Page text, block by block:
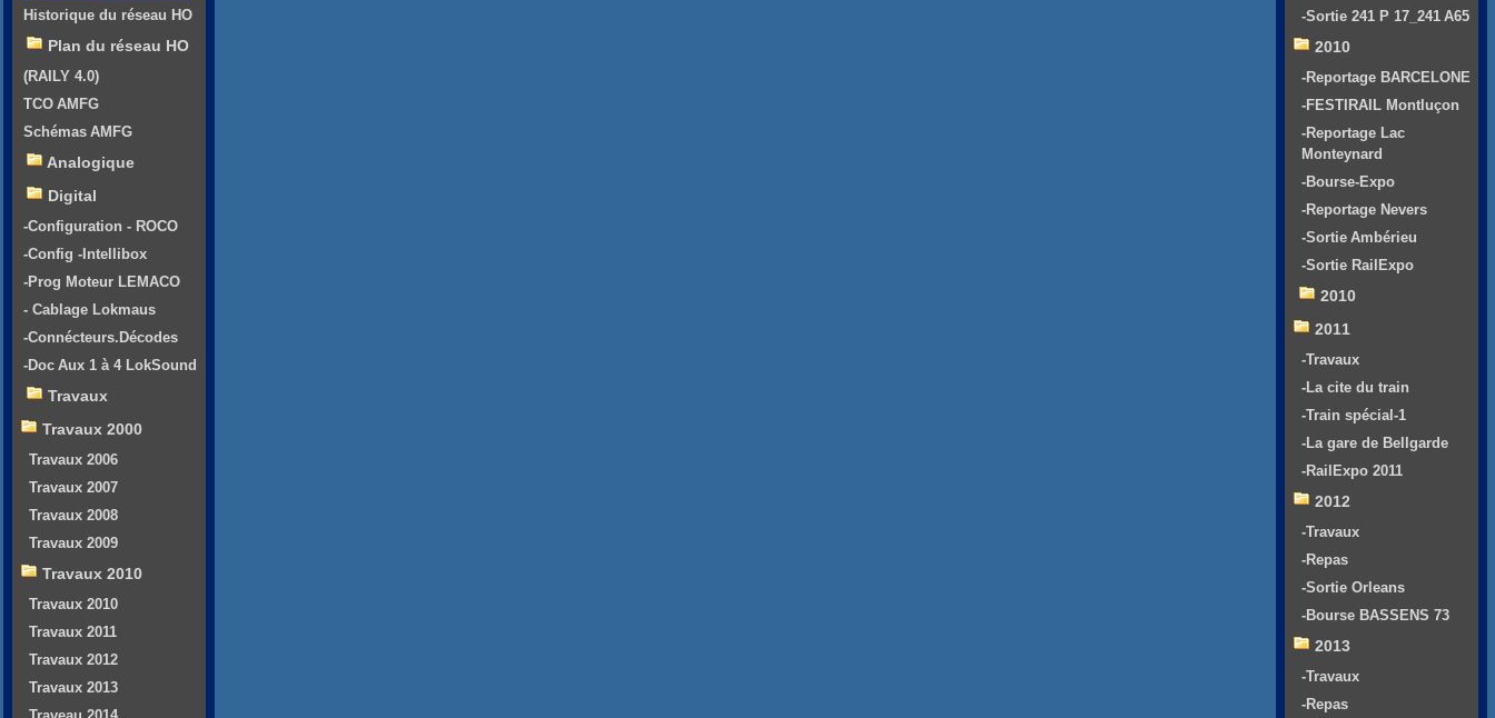
Historique du réseau HO
Plan du réseau HO
(RAILY 4.0)
TCO AMFG
Schémas AMFG
Analogique
Digital
-Configuration - ROCO
-Config -Intellibox
-Prog Moteur LEMACO
- Cablage Lokmaus
-Connécteurs.Décodes
-Doc Aux 1 à 4 LokSound
Travaux
Travaux 2000
Travaux 2006
Travaux 2007
Travaux 2008
Travaux 2009
Travaux 2010
Travaux 2010
Travaux 2011
Travaux 2012
Travaux 2013
-Sortie 241 P 17_241 A65
2010
-Reportage BARCELONE
-FESTIRAIL Montluçon
-Reportage Lac
Monteynard
-Bourse-Expo
-Reportage Nevers
-Sortie Ambérieu
-Sortie RailExpo
2010
2011
-Travaux
-La cite du train
-Train spécial-1
-La gare de Bellgarde
-RailExpo 2011
2012
-Travaux
-Repas
-Sortie Orleans
-Bourse BASSENS 73
2013
-Travaux
-Repas